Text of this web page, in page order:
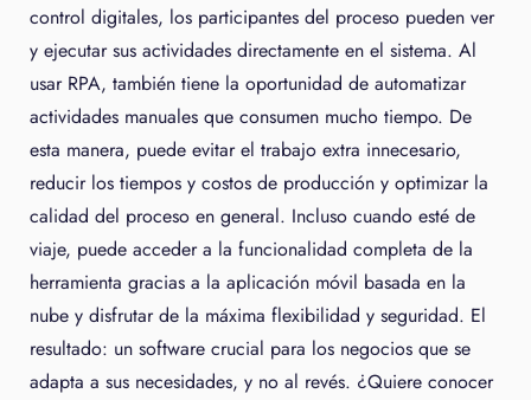
control digitales, los participantes del proceso pueden ver
y ejecutar sus actividades directamente en el sistema. Al
usar RPA, también tiene la oportunidad de automatizar
actividades manuales que consumen mucho tiempo. De
esta manera, puede evitar el trabajo extra innecesario,
reducir los tiempos y costos de producción y optimizar la
calidad del proceso en general. Incluso cuando esté de
viaje, puede acceder a la funcionalidad completa de la
herramienta gracias a la aplicación móvil basada en la
nube y disfrutar de la máxima flexibilidad y seguridad. El
resultado: un software crucial para los negocios que se
adapta a sus necesidades, y no al revés. ¿Quiere conocer